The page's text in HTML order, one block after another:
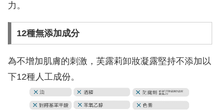
力。
12種無添加成分
為不增加肌膚的刺激，芙露莉卸妝凝露堅持不添加以
下12種人工成份。